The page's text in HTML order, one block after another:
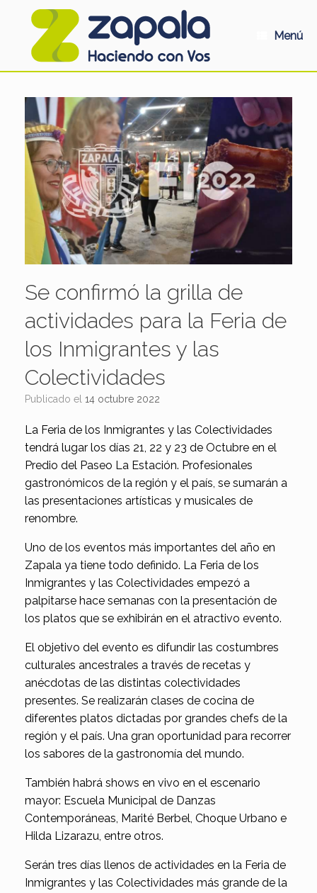
Menú
Se confirmó la grilla de
actividades para la Feria de
los Inmigrantes y las
Colectividades
Publicado el 14 octubre 2022
La Feria de los Inmigrantes y las Colectividades
tendrá lugar los días 21, 22 y 23 de Octubre en el
Predio del Paseo La Estación. Profesionales
gastronómicos de la región y el país, se sumarán a
las presentaciones artísticas y musicales de
renombre.
Uno de los eventos más importantes del año en
Zapala ya tiene todo definido. La Feria de los
Inmigrantes y las Colectividades empezó a
palpitarse hace semanas con la presentación de
los platos que se exhibirán en el atractivo evento.
El objetivo del evento es difundir las costumbres
culturales ancestrales a través de recetas y
anécdotas de las distintas colectividades
presentes. Se realizarán clases de cocina de
diferentes platos dictadas por grandes chefs de la
región y el país. Una gran oportunidad para recorrer
los sabores de la gastronomía del mundo.
También habrá shows en vivo en el escenario
mayor: Escuela Municipal de Danzas
Contemporáneas, Marité Berbel, Choque Urbano e
Hilda Lizarazu, entre otros.
Serán tres días llenos de actividades en la Feria de
Inmigrantes y las Colectividades más grande de la